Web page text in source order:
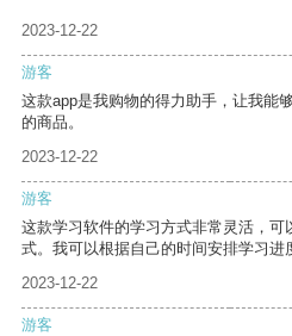
2023-12-22
游客
这款app是我购物的得力助手，让我能
的商品。
2023-12-22
游客
这款学习软件的学习方式非常灵活，
式。我可以根据自己的时间安排学习进
2023-12-22
游客